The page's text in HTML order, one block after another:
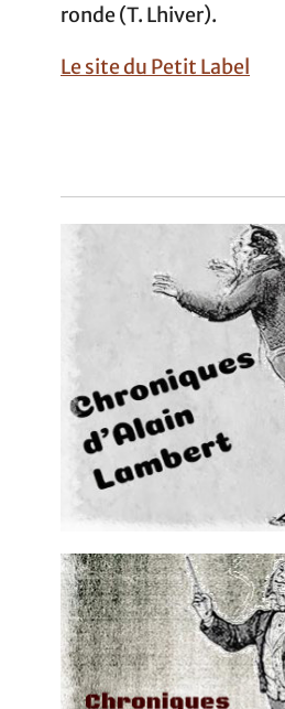
ronde (T. Lhiver).
Le site du Petit Label